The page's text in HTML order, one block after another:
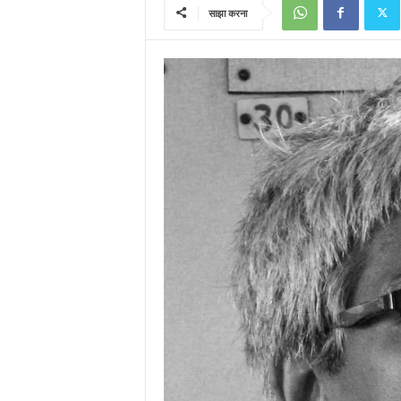
साझा करना